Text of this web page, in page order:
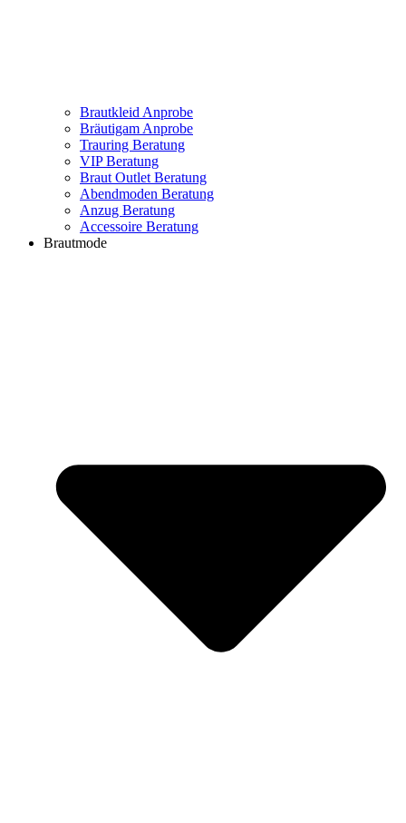
Brautkleid Anprobe
Bräutigam Anprobe
Trauring Beratung
VIP Beratung
Braut Outlet Beratung
Abendmoden Beratung
Anzug Beratung
Accessoire Beratung
Brautmode